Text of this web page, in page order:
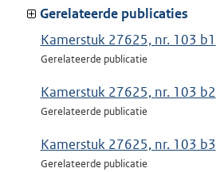
van:
Gerelateerde publicaties
Kamerstuk 27625, nr. 103 b1
Gerelateerde publicatie
Kamerstuk 27625, nr. 103 b2
Gerelateerde publicatie
Kamerstuk 27625, nr. 103 b3
Gerelateerde publicatie